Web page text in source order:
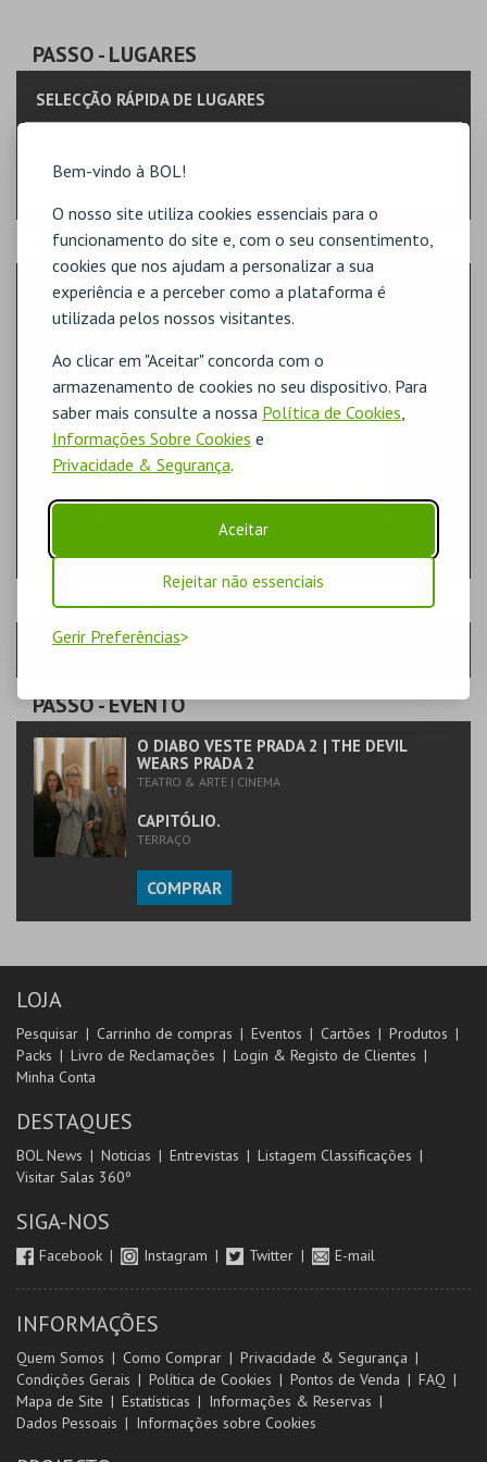
Bem-vindo à BOL!
O nosso site utiliza cookies essenciais para o
funcionamento do site e, com o seu consentimento,
cookies que nos ajudam a personalizar a sua
experiência e a perceber como a plataforma é
utilizada pelos nossos visitantes.
Ao clicar em "Aceitar" concorda com o
armazenamento de cookies no seu dispositivo. Para
saber mais consulte a nossa Política de Cookies,
Informações Sobre Cookies e
Privacidade & Segurança.
Aceitar
Rejeitar não essenciais
Gerir Preferências
PASSO- LUGARES
SELECÇÃO RÁPIDA DE LUGARES
PASSO- SECTOR
PLATEIA
PASSO- SESSÃO
SEXTA-FEIRA | 28 AGO 2026 | 21:30
PASSO- EVENTO
O DIABO VESTE PRADA 2 | THE DEVIL
WEARS PRADA 2
TEATRO & ARTE | CINEMA
CAPITÓLIO.
TERRAÇO
COMPRAR
LOJA
Pesquisar Carrinho de compras Eventos Cartões
Produtos
Packs
Livro de Reclamações
Login & Registo de Clientes
Minha Conta
DESTAQUES
BOL News Noticias Entrevistas
Listagem Classificações
Visitar Salas 360º
SIGA-NOS
Facebook Instagram Twitter E-mail
INFORMAÇÕES
Quem Somos Como Comprar
Privacidade & Segurança
Condições Gerais
Política de Cookies Pontos de Venda
FAQ
Mapa de Site
Estatísticas
Informações & Reservas
Dados Pessoais
Informações sobre Cookies